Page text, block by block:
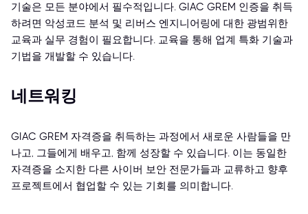
기술은 모든 분야에서 필수적입니다. GIAC GREM 인증을 취득
하려면 악성코드 분석 및 리버스 엔지니어링에 대한 광범위한
교육과 실무 경험이 필요합니다. 교육을 통해 업계 특화 기술과
기법을 개발할 수 있습니다.
네트워킹
GIAC GREM 자격증을 취득하는 과정에서 새로운 사람들을 만
나고, 그들에게 배우고, 함께 성장할 수 있습니다. 이는 동일한
자격증을 소지한 다른 사이버 보안 전문가들과 교류하고 향후
프로젝트에서 협업할 수 있는 기회를 의미합니다.